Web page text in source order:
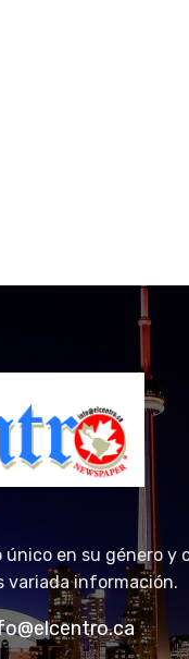
único en su género y
variada información.